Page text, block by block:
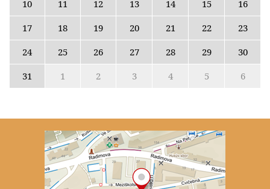
10
11 12 13 14 15
16
17
18 19 20 21 22
23
24
25 26 27 28 29
30
31
1 2 3 4 5 6